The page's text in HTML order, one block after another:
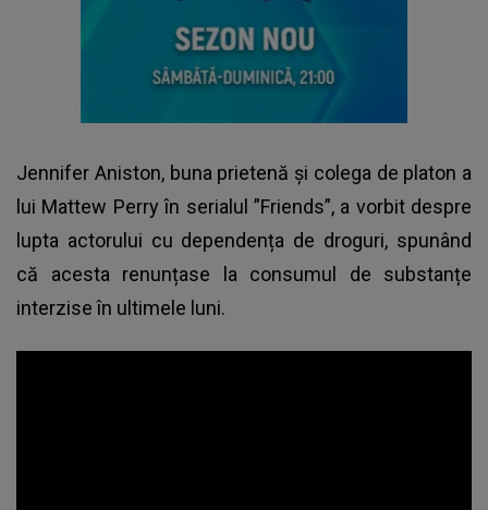
Jennifer Aniston, buna prietenă și colega de platon a
lui Mattew Perry în serialul ”Friends”, a vorbit despre
lupta actorului cu dependența de droguri, spunând
că acesta renunțase la consumul de substanțe
interzise în ultimele luni.